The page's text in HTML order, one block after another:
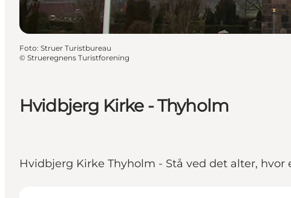
Hvidbjerg Kirke - Thyholm
Hvidbjerg Kirke Thyholm - Stå ved det alter,
Foto: Struer Turistbureau
© Strueregnens Turistforening